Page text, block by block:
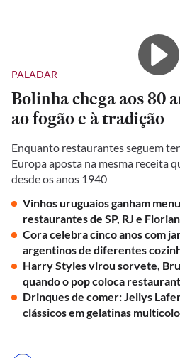
PALADAR
Bolinha chega aos 80
ao fogão e à tradição
Enquanto restaurantes seguem
Europa aposta na mesma receita
desde os anos 1940
Vinhos uruguaios ganham
restaurantes de SP, RJ e
Cora celebra cinco anos com
argentinos de diferentes
Harry Styles virou sorvete,
quando o pop coloca
Drinques de comer: Jellys
clássicos em gelatinas